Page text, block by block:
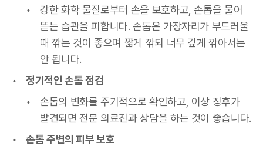
강한 화학 물질로부터 손을 보호하고, 손톱을 물어
뜯는 습관을 피합니다. 손톱은 가장자리가 부드러울
때 깎는 것이 좋으며 짧게 깎되 너무 깊게 깎아서는
안 됩니다.
정기적인 손톱 점검
손톱의 변화를 주기적으로 확인하고, 이상 징후가
발견되면 전문 의료진과 상담을 하는 것이 좋습니다.
손톱 주변의 피부 보호